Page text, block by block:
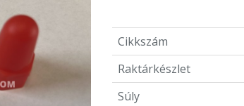
Cikkszám
Raktárkészlet
Súly